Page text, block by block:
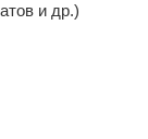
и др.)